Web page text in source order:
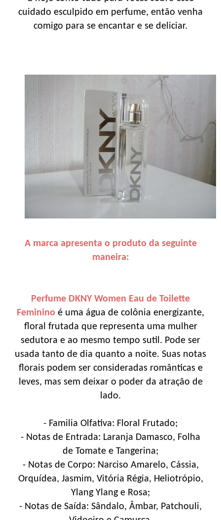
cuidado esculpido em perfume, então venha
comigo para se encantar e se deliciar.
A marca apresenta o produto da seguinte
maneira:
Perfume DKNY Women Eau de Toilette
Feminino é uma água de colônia energizante,
floral frutada que representa uma mulher
sedutora e ao mesmo tempo sutil. Pode ser
usada tanto de dia quanto a noite. Suas notas
florais podem ser consideradas românticas e
leves, mas sem deixar o poder da atração de
lado.
- Familia Olfativa: Floral Frutado;
- Notas de Entrada: Laranja Damasco, Folha
de Tomate e Tangerina;
- Notas de Corpo: Narciso Amarelo, Cássia,
Orquídea, Jasmim, Vitória Régia, Heliotrópio,
Ylang Ylang e Rosa;
- Notas de Saída: Sândalo, Âmbar, Patchouli,